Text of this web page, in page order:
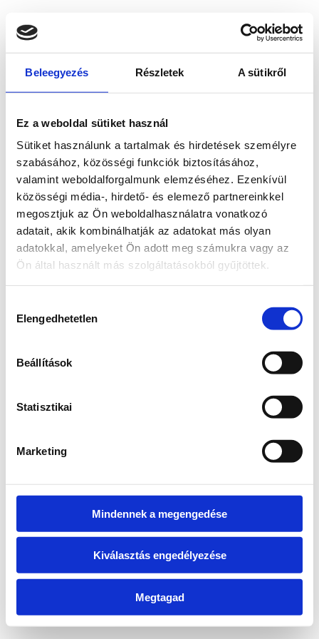
Beleegyezés Részletek A sütikről
Ez a weboldal sütiket használ
Sütiket használunk a tartalmak és hirdetések személyre
szabásához, közösségi funkciók biztosításához,
valamint weboldalforgalmunk elemzéséhez. Ezenkívül
közösségi média-, hirdető- és elemező partnereinkkel
megosztjuk az Ön weboldalhasználatra vonatkozó
adatait, akik kombinálhatják az adatokat más olyan
adatokkal, amelyeket Ön adott meg számukra vagy az
Ön által használt más szolgáltatásokból gyűjtöttek.
kiválasztása
Elengedhetetlen
Beállítások
Statisztikai
Marketing
Mindennek a megengedése
Kiválasztás engedélyezése
Megtagad
loadingwww.bicapp.hu
(see the browser console for more